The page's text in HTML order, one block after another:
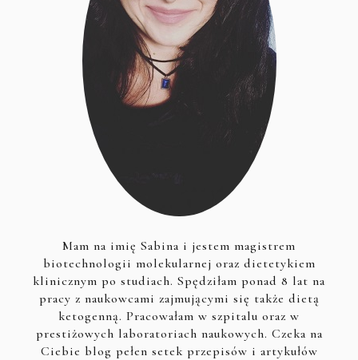
Mam na imię Sabina i jestem magistrem
biotechnologii molekularnej oraz dietetykiem
klinicznym po studiach. Spędziłam ponad 8 lat na
pracy z naukowcami zajmującymi się także dietą
ketogenną. Pracowałam w szpitalu oraz w
prestiżowych laboratoriach naukowych. Czeka na
Ciebie blog pełen setek przepisów i artykułów